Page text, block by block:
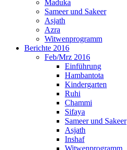
Maduka
Sameer und Sakeer
Asjath
Azra
Witwenprogramm
Berichte 2016
Feb/Mrz 2016
Einführung
Hambantota
Kindergarten
Ruhi
Chammi
Sifaya
Sameer und Sakeer
Asjath
Inshaf
Witwenprogramm